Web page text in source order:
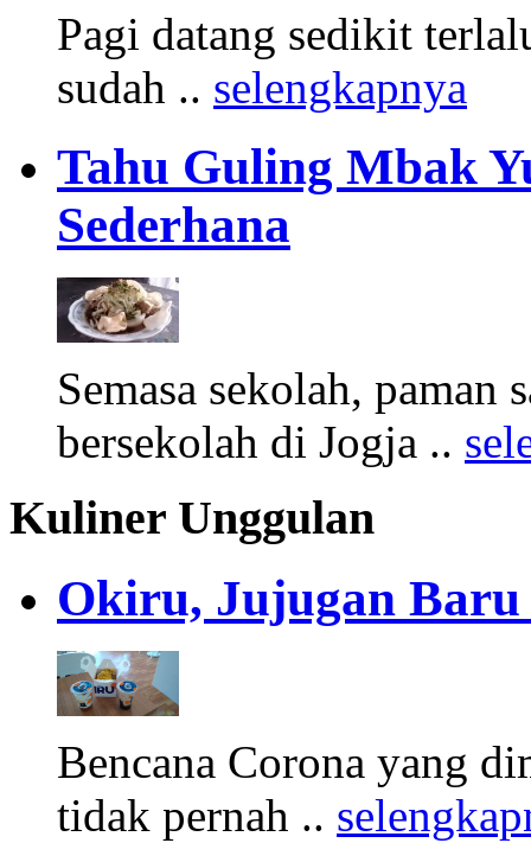
Pagi datang sedikit
sudah .. selengkapnya
Tahu Guling Mbak
Sederhana
Semasa sekolah, paman
bersekolah di Jogja ..
Kuliner Unggulan
Okiru, Jujugan Baru
Bencana Corona yang
tidak pernah ..